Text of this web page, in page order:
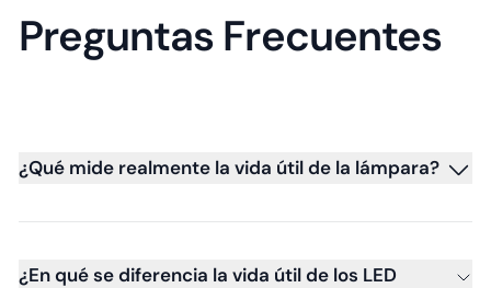
Preguntas Frecuentes
¿Qué mide realmente la vida útil de la lámpara?
¿En qué se diferencia la vida útil de los LED